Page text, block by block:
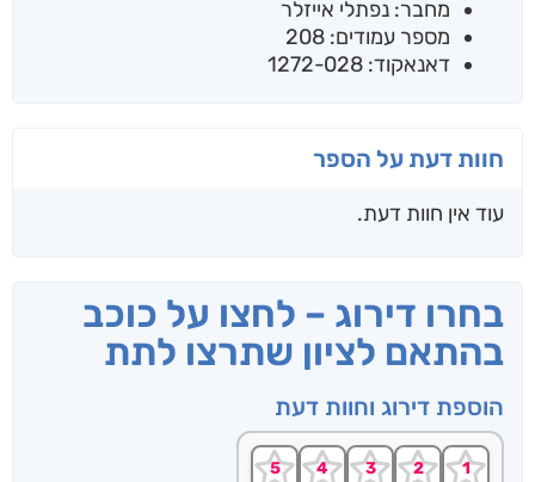
מחבר: נפתלי אייזלר
מספר עמודים: 208
דאנאקוד: 1272-028
חוות דעת על הספר
עוד אין חוות דעת.
בחרו דירוג – לחצו על כוכב
בהתאם לציון שתרצו לתת
הוספת דירוג וחוות דעת